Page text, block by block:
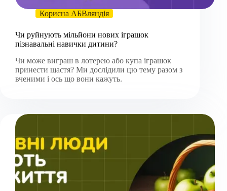
Корисна АБВляндія
Чи руйнують мільйони нових іграшок
пізнавальні навички дитини?
Чи може виграш в лотерею або купа іграшок
принести щастя? Ми дослідили цю тему разом з
вченими і ось що вони кажуть.